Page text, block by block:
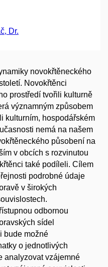
Dr.
novokřtěneckého
Novokřtěnci
prostředí tvořili kulturně
významným způsobem
kulturním, hospodářském
nemá na našem
působení na
v obcích s rozvinutou
také podíleli. Cílem
podrobné údaje
v širokých
odbornou
sídel
bude možné
o jednotlivých
analyzovat vzájemné